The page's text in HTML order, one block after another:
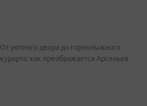
От уютного двора до горнолыжного
курорта: как преображается Арсеньев